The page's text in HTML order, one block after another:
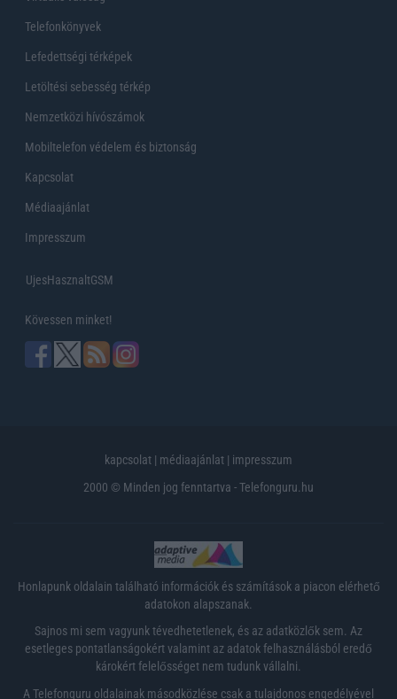
Telefonkönyvek
Lefedettségi térképek
Letöltési sebesség térkép
Nemzetközi hívószámok
Mobiltelefon védelem és biztonság
Kapcsolat
Médiaajánlat
Impresszum
UjesHasznaltGSM
Kövessen minket!
kapcsolat | médiaajánlat | impresszum
2000 © Minden jog fenntartva - Telefonguru.hu
Honlapunk oldalain található információk és számítások a piacon elérhető
adatokon alapszanak.
Sajnos mi sem vagyunk tévedhetetlenek, és az adatközlők sem. Az
esetleges pontatlanságokért valamint az adatok felhasználásból eredő
károkért felelősséget nem tudunk vállalni.
A Telefonguru oldalainak másodközlése csak a tulajdonos engedélyével